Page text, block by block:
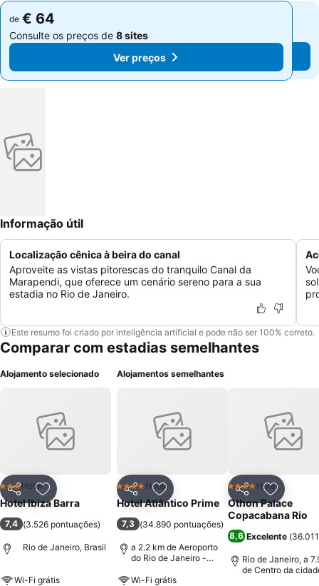
de € 64
Consulte os preços de 8 sites
Ver preços
de € 64
Consulte os preços de 8 sites
Ver preços
Informação útil
Localização cênica à beira do canal
Aproveite as vistas pitorescas do tranquilo Canal da
Marapendi, que oferece um cenário sereno para a sua
estadia no Rio de Janeiro.
Este resumo foi criado por inteligência artificial e pode não ser 100% correto.
Comparar com estadias semelhantes
Alojamento selecionado
PartilharAdicionar aos favoritos
3 Estrelas
Hotel
Hotel Ibiza Barra
7,4 (3.526 pontuações)
Rio de Janeiro, Brasil
Wi-Fi grátis
Alojamentos semelhantes
PartilharAdicionar aos favoritos
4 EstrelasHotel
Hotel Atlântico Prime
7,3 (34.890 pontuações)
a 2.2 km de Aeroporto
do Rio de Janeiro -
Wi-Fi grátis
Partilhar
4 EstrelasHotel
Othon Palace
Copacabana Rio
8,6 Excelente (
Rio de Janeiro, a
de Centro da